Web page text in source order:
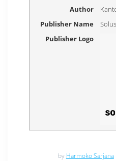
Author
Publisher Name
Publisher Logo
by Harmoko Sarjana